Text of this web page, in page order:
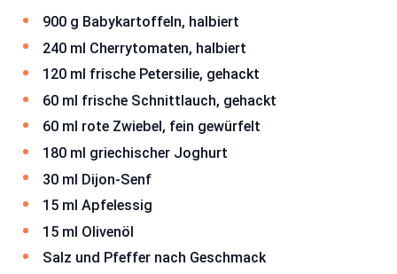
900 g Babykartoffeln, halbiert
240 ml Cherrytomaten, halbiert
120 ml frische Petersilie, gehackt
60 ml frische Schnittlauch, gehackt
60 ml rote Zwiebel, fein gewürfelt
180 ml griechischer Joghurt
30 ml Dijon-Senf
15 ml Apfelessig
15 ml Olivenöl
Salz und Pfeffer nach Geschmack